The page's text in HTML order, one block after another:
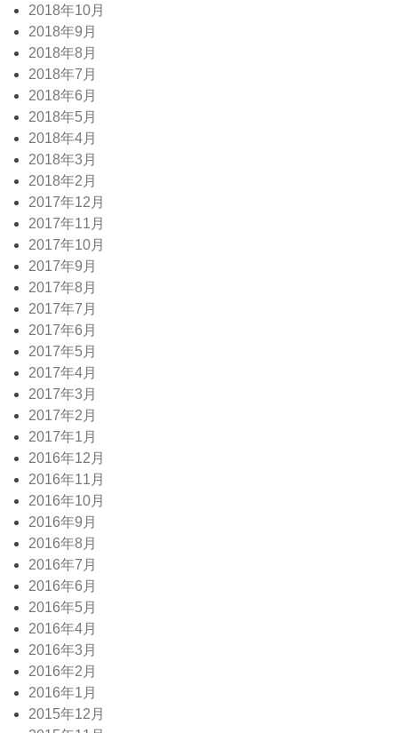
2018年10月
2018年9月
2018年8月
2018年7月
2018年6月
2018年5月
2018年4月
2018年3月
2018年2月
2017年12月
2017年11月
2017年10月
2017年9月
2017年8月
2017年7月
2017年6月
2017年5月
2017年4月
2017年3月
2017年2月
2017年1月
2016年12月
2016年11月
2016年10月
2016年9月
2016年8月
2016年7月
2016年6月
2016年5月
2016年4月
2016年3月
2016年2月
2016年1月
2015年12月